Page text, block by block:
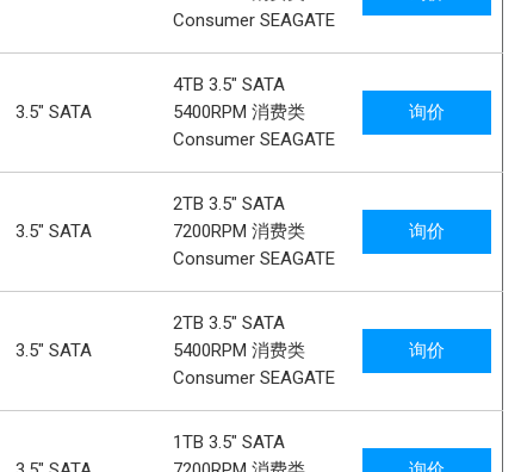
Consumer SEAGATE
3.5" SATA
4TB 3.5" SATA
5400RPM 消费类
Consumer SEAGATE
询价
3.5" SATA
2TB 3.5" SATA
7200RPM 消费类
Consumer SEAGATE
询价
3.5" SATA
2TB 3.5" SATA
5400RPM 消费类
Consumer SEAGATE
询价
1TB 3.5" SATA